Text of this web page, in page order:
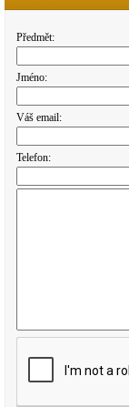
Předmět:
Jméno:
Váš email:
Telefon: